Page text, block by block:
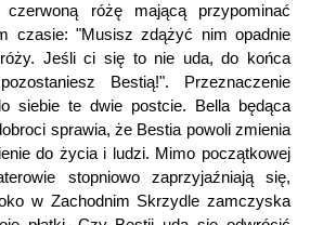
czerwoną różę mającą przypominać
czasie: "Musisz zdążyć nim opadnie
róży. Jeśli ci się to nie uda, do końca
Bestią!". Przeznaczenie
siebie te dwie postcie. Bella będąca
sprawia, że Bestia powoli zmienia
do życia i ludzi. Mimo początkowej
stopniowo zaprzyjaźniają się,
w Zachodnim Skrzydle zamczyska